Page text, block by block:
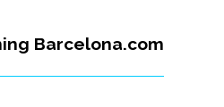
Barcelona.com